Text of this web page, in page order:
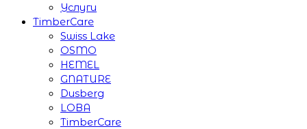
Услуги
TimberCare
Swiss Lake
OSMO
HEMEL
GNATURE
Dusberg
LOBA
TimberCare